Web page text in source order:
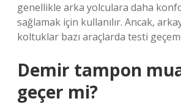
genellikle arka yolculara daha
sağlamak için kullanılır. Ancak,
koltuklar bazı araçlarda testi
Demir tampon
geçer mi?